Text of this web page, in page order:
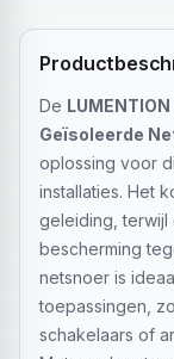
De
Geïsoleerde
oplossing voor
installaties. Het
geleiding,
bescherming
netsnoer is
toepassingen,
schakelaars of